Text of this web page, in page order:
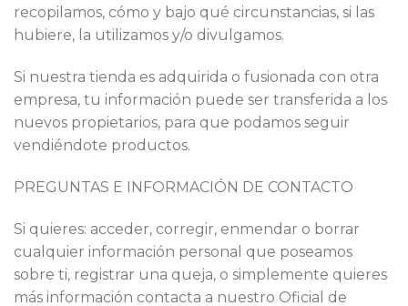
recopilamos, cómo y bajo qué circunstancias, si las
hubiere, la utilizamos y/o divulgamos.
Si nuestra tienda es adquirida o fusionada con otra
empresa, tu información puede ser transferida a los
nuevos propietarios, para que podamos seguir
vendiéndote productos.
PREGUNTAS E INFORMACIÓN DE CONTACTO
Si quieres: acceder, corregir, enmendar o borrar
cualquier información personal que poseamos
sobre ti, registrar una queja, o simplemente quieres
más información contacta a nuestro Oficial de